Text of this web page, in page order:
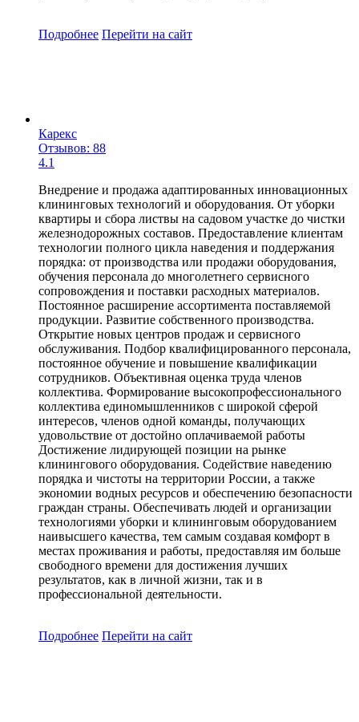
Подробнее Перейти на сайт
Карекс
Отзывов: 88
4.1
Внедрение и продажа адаптированных инновационных
клининговых технологий и оборудования. От уборки
квартиры и сбора листвы на садовом участке до чистки
железнодорожных составов. Предоставление клиентам
технологии полного цикла наведения и поддержания
порядка: от производства или продажи оборудования,
обучения персонала до многолетнего сервисного
сопровождения и поставки расходных материалов.
Постоянное расширение ассортимента поставляемой
продукции. Развитие собственного производства.
Открытие новых центров продаж и сервисного
обслуживания. Подбор квалифицированного персонала,
постоянное обучение и повышение квалификации
сотрудников. Объективная оценка труда членов
коллектива. Формирование высокопрофессионального
коллектива единомышленников с широкой сферой
интересов, членов одной команды, получающих
удовольствие от достойно оплачиваемой работы
Достижение лидирующей позиции на рынке
клинингового оборудования. Содействие наведению
порядка и чистоты на территории России, а также
экономии водных ресурсов и обеспечению безопасности
граждан страны. Обеспечивать людей и организации
технологиями уборки и клининговым оборудованием
наивысшего качества, тем самым создавая комфорт в
местах проживания и работы, предоставляя им больше
свободного времени для достижения лучших
результатов, как в личной жизни, так и в
профессиональной деятельности.
Подробнее Перейти на сайт